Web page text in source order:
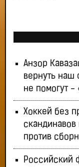
Анзор
вернуть наш
не помогут -
Хоккей без
против
Российский